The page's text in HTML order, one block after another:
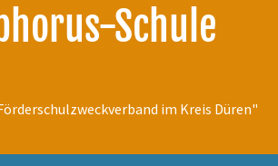
Schule
im Kreis Düren"